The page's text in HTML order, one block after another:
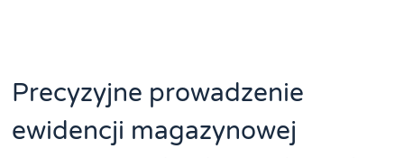
Precyzyjne prowadzenie
ewidencji magazynowej